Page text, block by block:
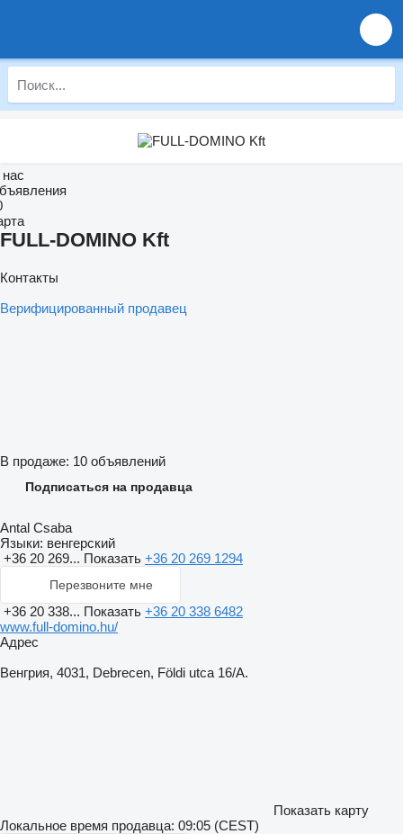
FULL-DOMINO Kft
Контакты
Верифицированный продавец
В продаже: 10 объявлений
Подписаться на продавца
Antal Csaba
Языки: венгерский
+36 20 269... Показать +36 20 269 1294
Перезвоните мне
+36 20 338... Показать +36 20 338 6482
www.full-domino.hu/
Адрес
Венгрия, 4031, Debrecen, Földi utca 16/A.
Показать карту
Локальное время продавца: 09:05 (CEST)